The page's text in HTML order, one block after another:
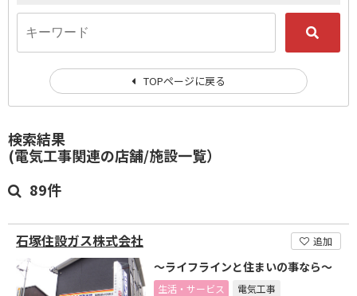
検索結果
(電気工事関連の店舗/施設一覧）
89件
石塚住設ガス株式会社 追加
～ライフラインと住まいの事なら～
生活・サービス 電気工事
TOPページに戻る